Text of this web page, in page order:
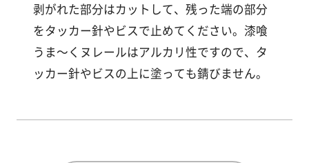
剥がれた部分はカットして、残った端の部分
をタッカー針やビスで止めてください。漆喰
うま～くヌレールはアルカリ性ですので、タ
ッカー針やビスの上に塗っても錆びません。